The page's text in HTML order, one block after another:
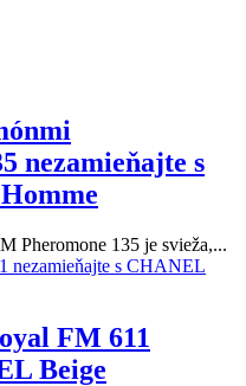
nezamieňajte s
Pheromone 135 je svieža,...
FM 611
Beige